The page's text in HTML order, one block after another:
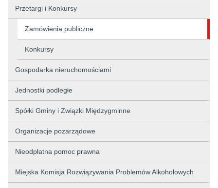
Przetargi i Konkursy
Zamówienia publiczne
Konkursy
Gospodarka nieruchomościami
Jednostki podległe
Spółki Gminy i Związki Międzygminne
Organizacje pozarządowe
Nieodpłatna pomoc prawna
Miejska Komisja Rozwiązywania Problemów Alkoholowych